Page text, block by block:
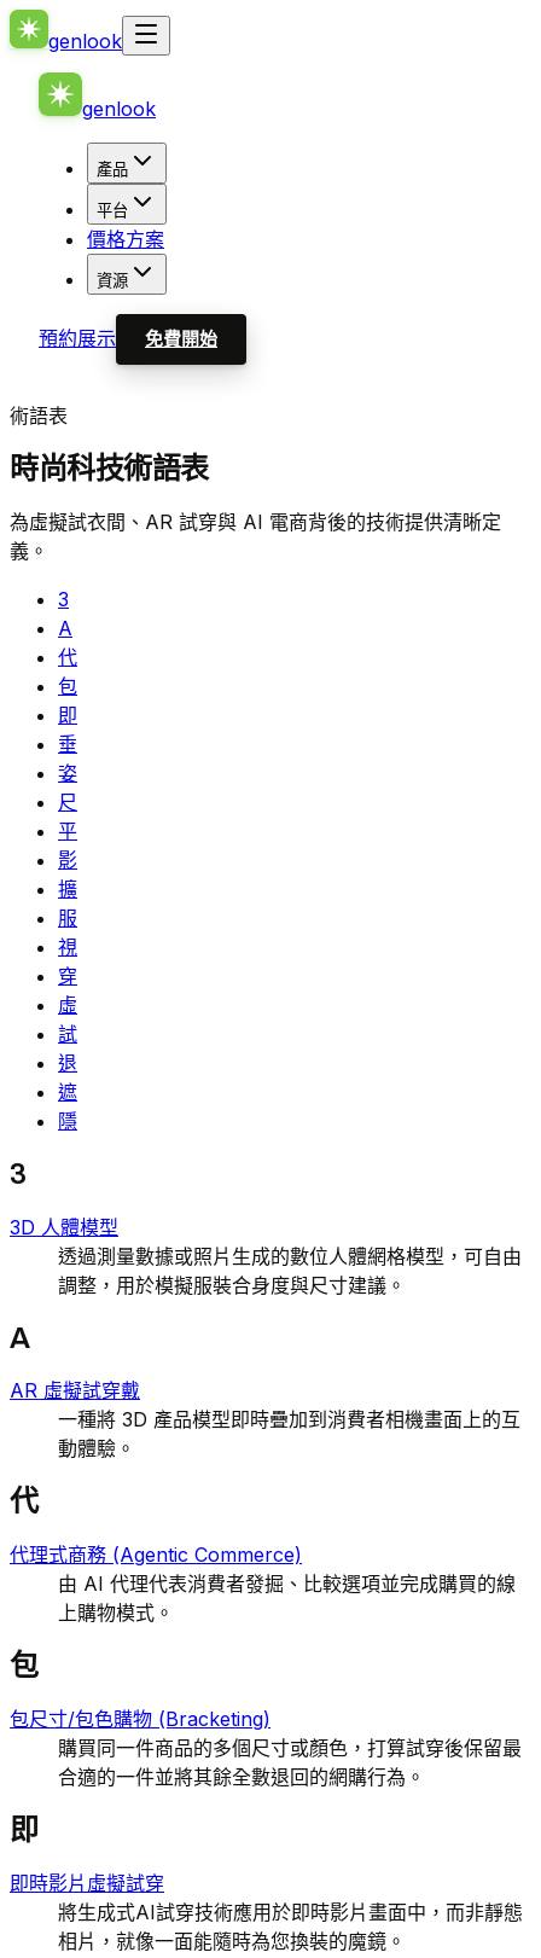
genlook
genlook
產品
平台
價格方案
資源
預約展示 免費開始
術語表
時尚科技術語表
為虛擬試衣間、AR 試穿與 AI 電商背後的技術提供清晰定
義。
3
A
代
包
即
垂
姿
尺
平
影
擴
服
視
穿
虛
試
退
遮
隱
3
3D 人體模型
透過測量數據或照片生成的數位人體網格模型，可自由
調整，用於模擬服裝合身度與尺寸建議。
A
AR 虛擬試穿戴
一種將 3D 產品模型即時疊加到消費者相機畫面上的互
動體驗。
代
代理式商務 (Agentic Commerce)
由 AI 代理代表消費者發掘、比較選項並完成購買的線
上購物模式。
包
包尺寸/包色購物 (Bracketing)
購買同一件商品的多個尺寸或顏色，打算試穿後保留最
合適的一件並將其餘全數退回的網購行為。
即
即時影片虛擬試穿
將生成式AI試穿技術應用於即時影片畫面中，而非靜態
相片，就像一面能隨時為您換裝的魔鏡。